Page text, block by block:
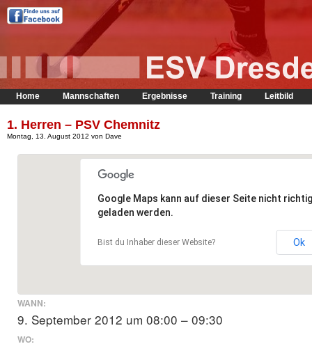
Home Mannschaften Ergebnisse Training Leitbild
1. Herren – PSV Chemnitz
Montag, 13. August 2012 von Dave
Google Maps kann auf dieser Seite nicht richtig
geladen werden.
Bist du Inhaber dieser Website? Ok
WANN:
9. September 2012 um 08:00 – 09:30
WO: